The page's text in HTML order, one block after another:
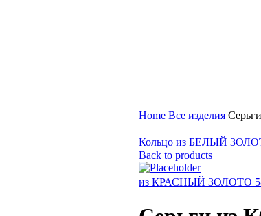
Home Все изделия
Кольцо из БЕЛЫЙ
Back to products
из КРАСНЫЙ ЗОЛОТО